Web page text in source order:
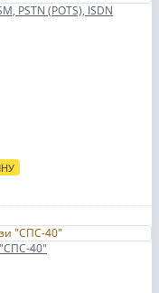
PSTN (POTS), ISDN
40"